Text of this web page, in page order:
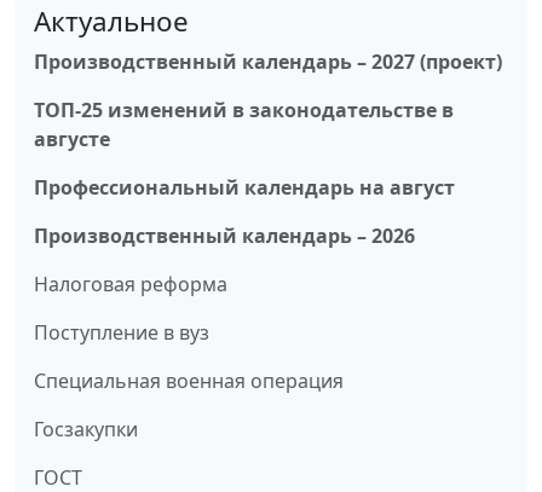
Актуальное
Производственный календарь – 2027 (проект)
ТОП-25 изменений в законодательстве в
августе
Профессиональный календарь на август
Производственный календарь – 2026
Налоговая реформа
Поступление в вуз
Специальная военная операция
Госзакупки
ГОСТ